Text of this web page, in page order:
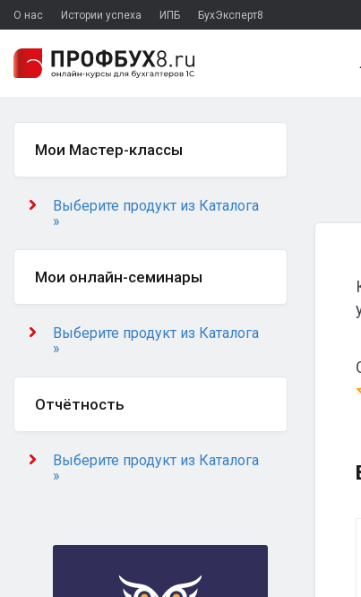
О нас Истории успеха ИПБ БухЭксперт8
Мои Мастер-классы
Выберите продукт из Каталога
»
Мои онлайн-семинары
Выберите продукт из Каталога
»
Отчётность
Выберите продукт из Каталога
»